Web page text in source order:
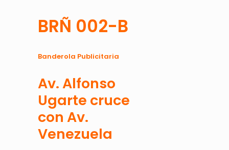
BRÑ 002-B
Banderola Publicitaria
Av. Alfonso
Ugarte cruce
con Av.
Venezuela